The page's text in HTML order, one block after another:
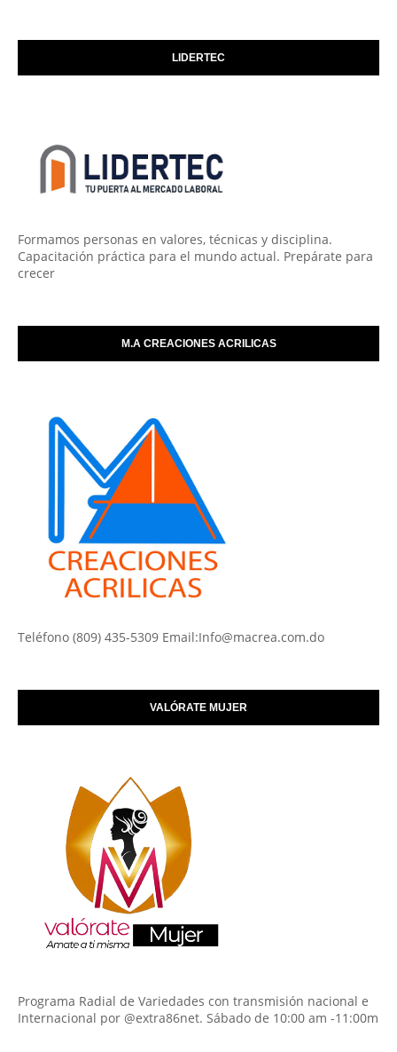
LIDERTEC
Formamos personas en valores, técnicas y disciplina.
Capacitación práctica para el mundo actual. Prepárate para
crecer
M.A CREACIONES ACRILICAS
Teléfono (809) 435-5309 Email:Info@macrea.com.do
VALÓRATE MUJER
Programa Radial de Variedades con transmisión nacional e
Internacional por @extra86net. Sábado de 10:00 am -11:00m